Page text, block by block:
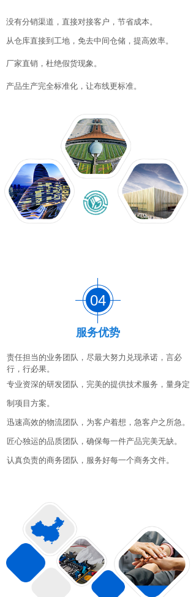
责任担当的业务团队，尽最大努力兑现承诺，言必
行，行必果。
专业资深的研发团队，完美的提供技术服务，量身定
制项目方案。
迅速高效的物流团队，为客户着想，急客户之所急。
匠心独运的品质团队，确保每一件产品完美无缺。
认真负责的商务团队，服务好每一个商务文件。
服务优势
没有分销渠道，直接对接客户，节省成本。
从仓库直接到工地，免去中间仓储，提高效率。
厂家直销，杜绝假货现象。
产品生产完全标准化，让布线更标准。
04